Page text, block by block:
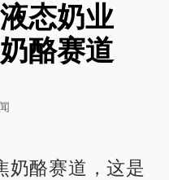
态奶业
酪赛道
奶酪赛道，这是